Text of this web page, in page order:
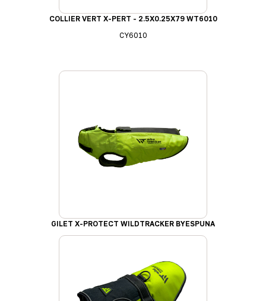
COLLIER VERT X-PERT - 2.5X0.25X79 WT6010
CY6010
GILET X-PROTECT WILDTRACKER BYESPUNA